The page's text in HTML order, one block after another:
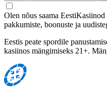
Olen nõus saama
pakkumiste, boonuste ja
Eestis peate spordile
kasiinos mängimiseks 21+.